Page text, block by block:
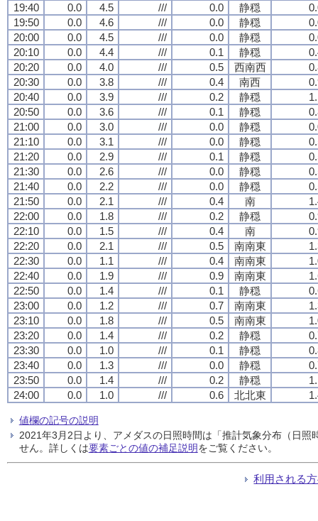
19:40
0.0 4.5 /// 0.0 静穏
19:50
0.0 4.6 /// 0.0 静穏
20:00
0.0 4.5 /// 0.0 静穏
20:10
0.0 4.4 /// 0.1 静穏
20:20
0.0 4.0 /// 0.5 西南西
20:30
0.0 3.8 /// 0.4 南西
20:40
0.0 3.9 /// 0.2 静穏
20:50
0.0 3.6 /// 0.1 静穏
21:00
0.0 3.0 /// 0.0 静穏
21:10
0.0 3.1 /// 0.0 静穏
21:20
0.0 2.9 /// 0.1 静穏
21:30
0.0 2.6 /// 0.0 静穏
21:40
0.0 2.2 /// 0.0 静穏
21:50
0.0 2.1 /// 0.4 南
22:00
0.0 1.8 /// 0.2 静穏
22:10
0.0 1.5 /// 0.4 南
22:20
0.0 2.1 /// 0.5 南南東
22:30
0.0 1.1 /// 0.4 南南東
22:40
0.0 1.9 /// 0.9 南南東
22:50
0.0 1.4 /// 0.1 静穏
23:00
0.0 1.2 /// 0.7 南南東
23:10
0.0 1.8 /// 0.5 南南東
23:20
0.0 1.4 /// 0.2 静穏
23:30
0.0 1.0 /// 0.1 静穏
23:40
0.0 1.3 /// 0.0 静穏
23:50
0.0 1.4 /// 0.2 静穏
24:00
0.0 1.0 /// 0.6 北北東
値欄の記号の説明
2021年3月2日より、アメダスの日照時間は「推計気象分布（日
せん。詳しくは要素ごとの値の補足説明をご覧ください。
利用される